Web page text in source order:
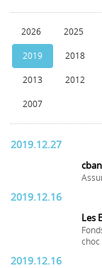
2026 2025
2019 2018
2013 2012
2007
2019.12.27
2019.12.16
Les
choc
2019.12.16